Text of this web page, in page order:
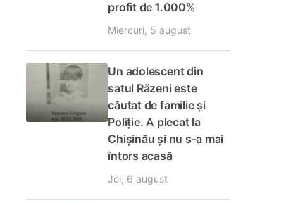
profit de 1.000%
Miercuri, 5 august
Un adolescent din
satul Răzeni este
căutat de familie și
Poliție. A plecat la
Chișinău și nu s-a mai
întors acasă
Joi, 6 august